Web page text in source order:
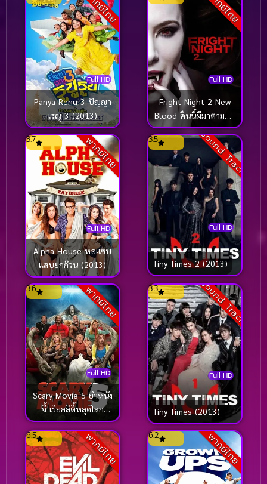
Full HD
Panya Renu 3 ปัญญา
เรณู 3 (2013)
Full HD
Fright Night 2 New
Blood คืนนี้ผีมาตามนัด
2 ดุฝังเขี้ยว (2013)
พากย์ไทย
Full HD
3.7
Alpha House หอแซ่บ
แสบยกก๊วน (2013)
Sound Track
Full HD
3.5
Tiny Times 2 (2013)
พากย์ไทย
Full HD
3.6
Scary Movie 5 ยำหนัง
จี้ เรียลลิตี้หลุดโลก
(2013)
Sound Track
Full HD
3.3
Tiny Times (2013)
พากย์ไทย
6.5 พากย์ไทย
6.2